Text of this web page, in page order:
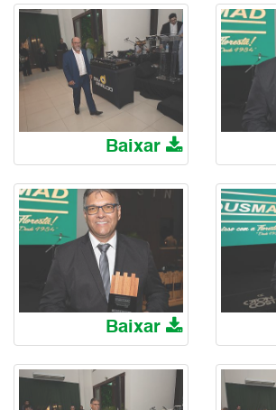
Baixar
Baixar